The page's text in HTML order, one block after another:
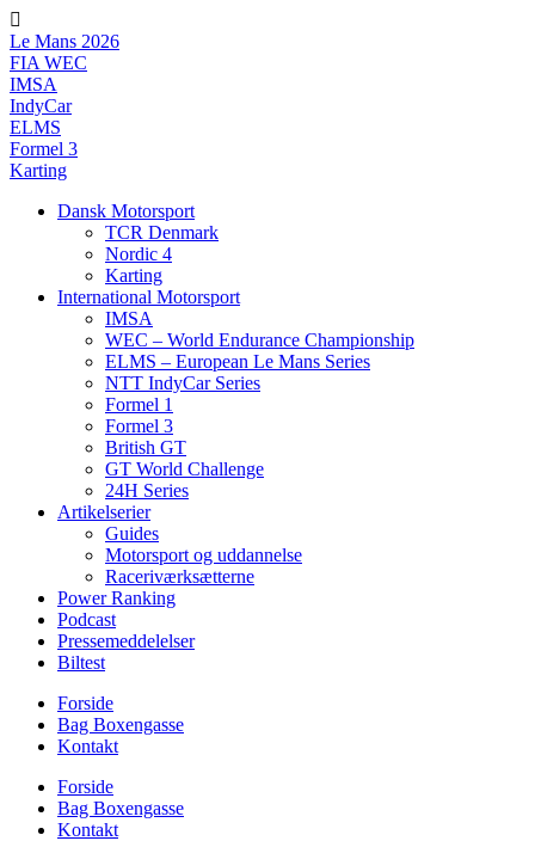
Videre
til
indhold
Le Mans 2026
FIA WEC
IMSA
IndyCar
ELMS
Formel 3
Karting
Dansk Motorsport
TCR Denmark
Nordic 4
Karting
International Motorsport
IMSA
WEC – World Endurance Championship
ELMS – European Le Mans Series
NTT IndyCar Series
Formel 1
Formel 3
British GT
GT World Challenge
24H Series
Artikelserier
Guides
Motorsport og uddannelse
Raceriværksætterne
Power Ranking
Podcast
Pressemeddelelser
Biltest
Forside
Bag Boxengasse
Kontakt
Forside
Bag Boxengasse
Kontakt